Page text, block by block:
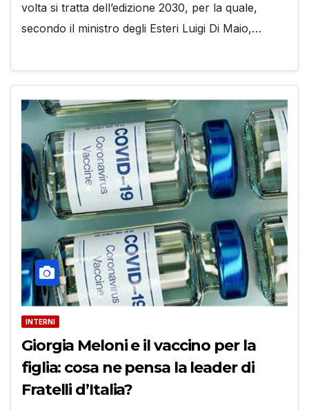
volta si tratta dell’edizione 2030, per la quale,
secondo il ministro degli Esteri Luigi Di Maio,…
INTERNI
Giorgia Meloni e il vaccino per la
figlia: cosa ne pensa la leader di
Fratelli d’Italia?